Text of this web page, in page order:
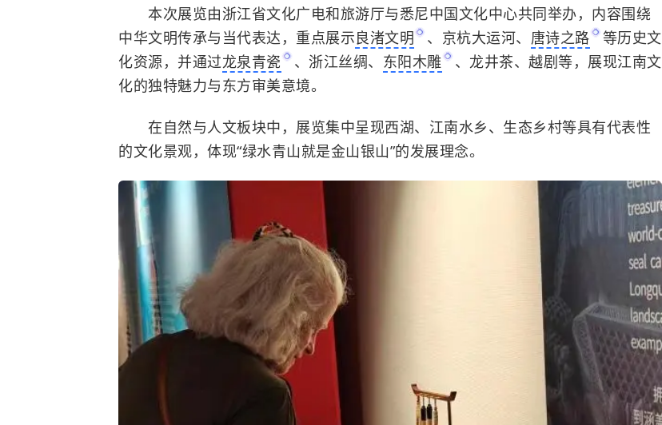
本次展览由浙江省文化广电和旅游厅与悉尼中国文化中心共同举办，内容围绕
中华文明传承与当代表达，重点展示良渚文明 、京杭大运河、 唐诗之路
等历史文
化资源，并通过龙泉青瓷 、浙江丝绸、 东阳木雕
、龙井茶、越剧等，展现江南文
化的独特魅力与东方审美意境。
在自然与人文板块中，展览集中呈现西湖、江南水乡、生态乡村等具有代表性
的文化景观，体现“绿水青山就是金山银山”的发展理念。